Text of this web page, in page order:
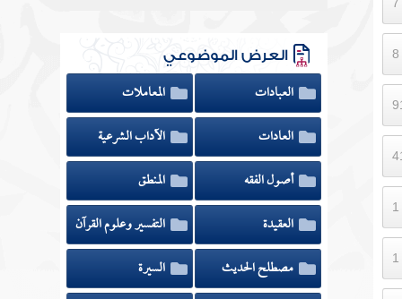
العرض الموضوعي
العبادات
المعاملات
العادات
الآداب الشرعية
أصول الفقه
المنطق
العقيدة
التفسير وعلوم القرآن
مصطلح الحديث
السيرة